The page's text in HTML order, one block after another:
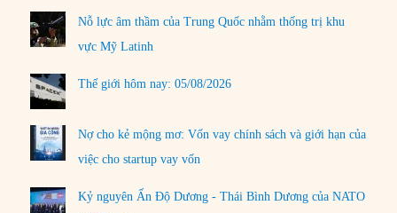
Nỗ lực âm thầm của Trung Quốc nhằm thống trị khu
vực Mỹ Latinh
Thế giới hôm nay: 05/08/2026
Nợ cho kẻ mộng mơ: Vốn vay chính sách và giới hạn của
việc cho startup vay vốn
Kỷ nguyên Ấn Độ Dương - Thái Bình Dương của NATO